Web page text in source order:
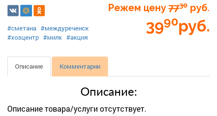
Режем цену 7730 руб.
3990руб.
#сметана #междуреченск
#хозцентр #милк #акция
Описание Комментарии
Описание:
Описание товара/услуги отсутствует.